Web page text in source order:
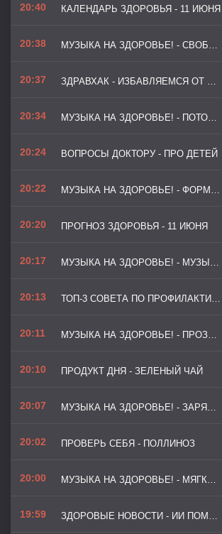
20:40 КАЛЕНДАРЬ ЗДОРОВЬЯ - 11 ИЮНЯ
20:38 МУЗЫКА НА ЗДОРОВЬЕ! - СВОБОДНЫЙ ДУХ
20:37 ЗДРАВХАК - ИЗБАВЛЯЕМСЯ ОТ ПЕРШЕНИЯ В ГОРЛЕ
20:34 МУЗЫКА НА ЗДОРОВЬЕ! - ПОТОК МОТИВАЦИИ (ВЕРСИЯ 2)
20:24 ВОПРОСЫ ДОКТОРУ - ПРО ДЕТЕЙ
20:22 МУЗЫКА НА ЗДОРОВЬЕ! - ФОРМУЛА УСПЕХА
20:20 ПРОГНОЗ ЗДОРОВЬЯ - 11 ИЮНЯ
20:17 МУЗЫКА НА ЗДОРОВЬЕ! - МУЗЫКА АТЛЕТИКИ (ВЕРСИЯ 2)
20:13 ТОП-3 СОВЕТА ПО ПРОФИЛАКТИКЕ - ЯЗВОЧКИ ВО РТУ
20:11 МУЗЫКА НА ЗДОРОВЬЕ! - ПРОЗРАЧНАЯ ТИШИНА
20:10 ПРОДУКТ ДНЯ - ЗЕЛЕНЫЙ ЧАЙ
20:07 МУЗЫКА НА ЗДОРОВЬЕ! - ЗАРЯД БОДРОСТИ
20:02 ПРОВЕРЬ СЕБЯ - ПОЛЛИНОЗ
20:00 МУЗЫКА НА ЗДОРОВЬЕ! - МЯГКИЙ БАЛАНС
19:59 ЗДОРОВЫЕ НОВОСТИ - ИИ ПОМОГАЕТ ВЫЯВЛЯТЬ РАК ПОДЖЕЛУДОЧНОЙ ЖЕЛЕЗЫ НА РАННИХ СТАДИЯХ